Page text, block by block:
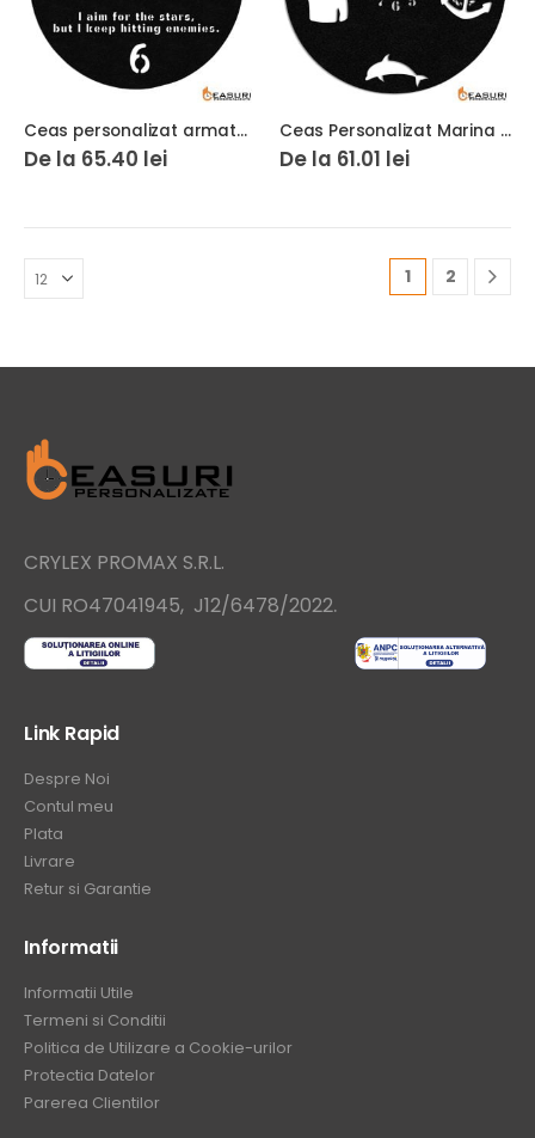
Ceas personalizat armata soldat rachete patriot
De la 65.40 lei
Ceas Personalizat Marina Militara Romana 01
De la 61.01 lei
1 2
CRYLEX PROMAX S.R.L.
CUI RO47041945, J12/6478/2022.
Link Rapid
Despre Noi
Contul meu
Plata
Livrare
Retur si Garantie
Informatii
Informatii Utile
Termeni si Conditii
Politica de Utilizare a Cookie-urilor
Protectia Datelor
Parerea Clientilor